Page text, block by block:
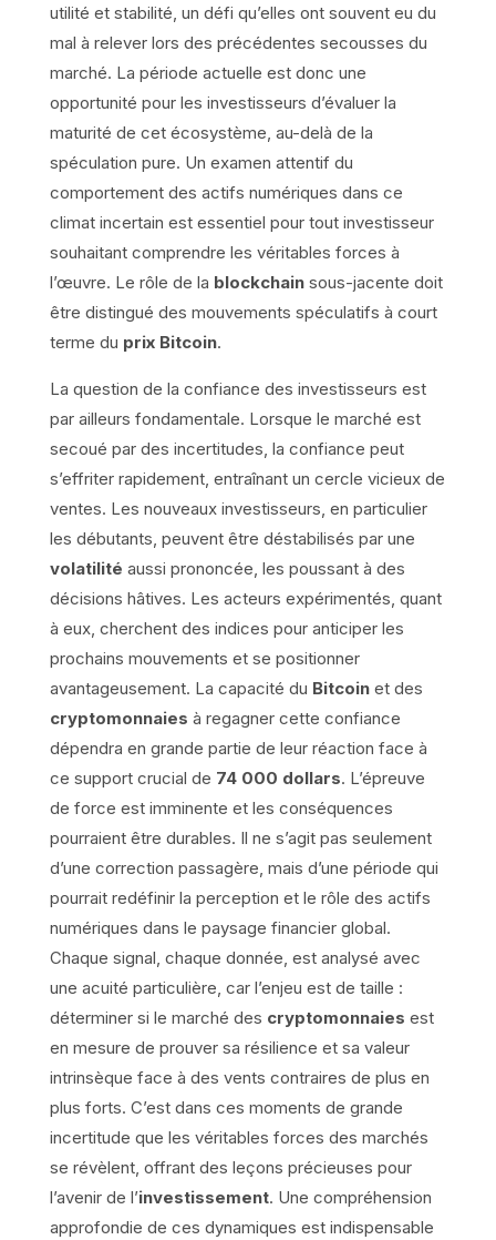
utilité et stabilité, un défi qu’elles ont souvent eu du
mal à relever lors des précédentes secousses du
marché. La période actuelle est donc une
opportunité pour les investisseurs d’évaluer la
maturité de cet écosystème, au-delà de la
spéculation pure. Un examen attentif du
comportement des actifs numériques dans ce
climat incertain est essentiel pour tout investisseur
souhaitant comprendre les véritables forces à
l’œuvre. Le rôle de la blockchainsous-jacente doit
être distingué des mouvements spéculatifs à court
terme du prix Bitcoin.
La question de la confiance des investisseurs est
par ailleurs fondamentale. Lorsque le marché est
secoué par des incertitudes, la confiance peut
s’effriter rapidement, entraînant un cercle vicieux de
ventes. Les nouveaux investisseurs, en particulier
les débutants, peuvent être déstabilisés par une
volatilité aussi prononcée, les poussant à des
décisions hâtives. Les acteurs expérimentés, quant
à eux, cherchent des indices pour anticiper les
prochains mouvements et se positionner
avantageusement. La capacité du Bitcoinet des
cryptomonnaies à regagner cette confiance
dépendra en grande partie de leur réaction face à
ce support crucial de 74 000 dollars. L’épreuve
de force est imminente et les conséquences
pourraient être durables. Il ne s’agit pas seulement
d’une correction passagère, mais d’une période qui
pourrait redéfinir la perception et le rôle des actifs
numériques dans le paysage financier global.
Chaque signal, chaque donnée, est analysé avec
une acuité particulière, car l’enjeu est de taille :
déterminer si le marché des cryptomonnaies est
en mesure de prouver sa résilience et sa valeur
intrinsèque face à des vents contraires de plus en
plus forts. C’est dans ces moments de grande
incertitude que les véritables forces des marchés
se révèlent, offrant des leçons précieuses pour
l’avenir de l’investissement. Une compréhension
approfondie de ces dynamiques est indispensable